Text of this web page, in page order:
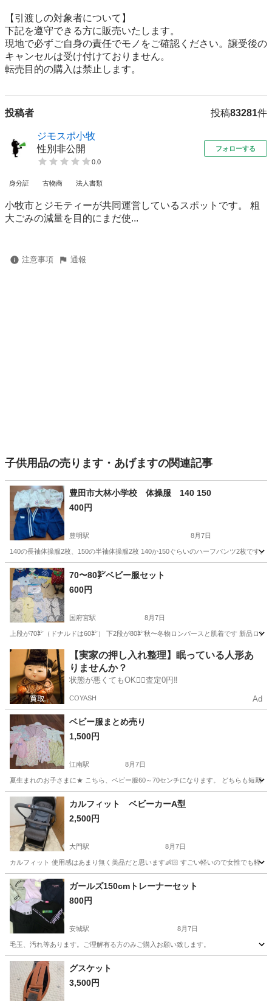
【引渡しの対象者について】
下記を遵守できる⽅に販売いたします。
現地で必ずご⾃⾝の責任でモノをご確認ください。譲受後の
キャンセルは受け付けておりません。
転売⽬的の購⼊は禁⽌します。
投稿者 投稿83281件
ジモスポ小牧
性別非公開
0.0
フォローする
身分証 古物商 法人書類
小牧市とジモティーが共同運営しているスポットです。 粗
⼤ごみの減量を⽬的にまだ使...
注意事項 通報
子供用品の売ります・あげますの関連記事
豊田市大林小学校 体操服 140 150
400円
豊明駅 8月7日
140の長袖体操服2枚、150の半袖体操服2枚 140か150ぐらいのハーフパンツ2枚です
愛知 大府市 キッズ用品 ハーフパンツ
70〜80㌢ベビー服セット
600円
国府宮駅 8月7日
上段が70㌢（ドナルドは60㌢） 下2段が80㌢秋〜冬物ロンパースと肌着です 新品ロ
愛知 稲沢市 国府宮駅 ベビー用品
【実家の押し入れ整理】眠っている人形あ
りませんか？
状態が悪くてもOK🙆‍♀️査定0円‼️
COYASH Ad
ベビー服まとめ売り
1,500円
江南駅 8月7日
夏生まれのお子さまに★ こちら、ベビー服60～70センチになります。 どちらも短期
愛知 江南市 ベビー用品 ベビーギャップ
カルフィット ベビーカーA型
2,500円
大門駅 8月7日
カルフィット 使用感はあまり無く美品だと思います👶🏻 すごい軽いので女性でも軽
愛知 岡崎市 大門駅 ベビー用品 カルフィット
ガールズ150cmトレーナーセット
800円
安城駅 8月7日
毛玉、汚れ等あります。ご理解有る方のみご購入お願い致します。
愛知 安城市 安城駅
グスケット
3,500円